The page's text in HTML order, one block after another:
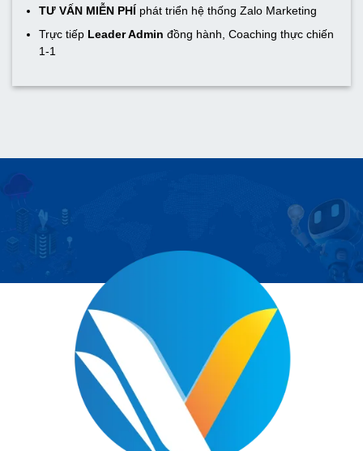
TƯ VẤN MIỄN PHÍ phát triển hệ thống Zalo Marketing
Trực tiếp Leader Admin đồng hành, Coaching thực chiến
1-1